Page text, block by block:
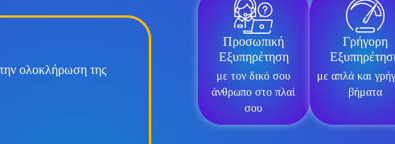
ολοκλήρωση της
Προσωπική
Εξυπηρέτηση
με τον δικό σου
άνθρωπο στο πλαί
σου
Γρήγορη
με απλά και
βήματα